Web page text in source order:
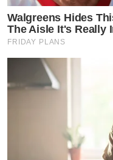
Walgreens Hides
The Aisle It's Really
FRIDAY PLANS